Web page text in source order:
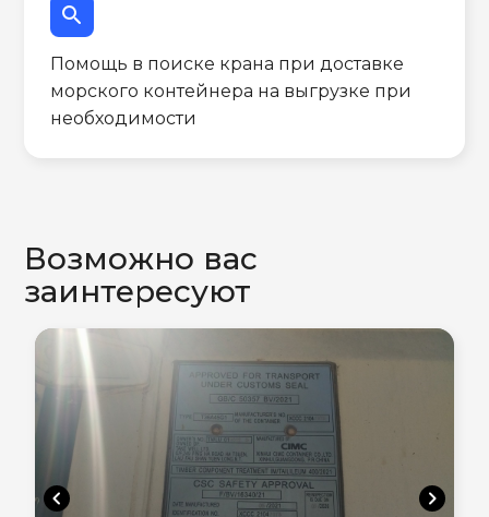
search
Помощь в поиске крана при доставке
морского контейнера на выгрузке при
необходимости
Возможно вас
заинтересуют
chevron_left chevron_right